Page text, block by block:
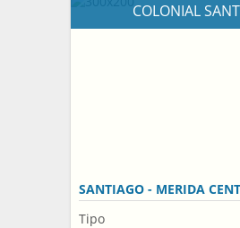
COLONIAL
SANTIAGO - MERIDA
Tipo